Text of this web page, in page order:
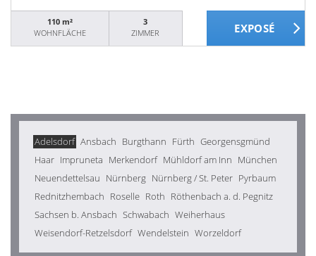
110 m²
WOHNFLÄCHE
3
ZIMMER
Adelsdorf Ansbach Burgthann Fürth Georgensgmünd
Haar Impruneta Merkendorf Mühldorf am Inn München
Neuendettelsau Nürnberg Nürnberg / St. Peter Pyrbaum
Rednitzhembach Roselle Roth Röthenbach a. d. Pegnitz
Sachsen b. Ansbach Schwabach Weiherhaus
Weisendorf-Retzelsdorf Wendelstein Worzeldorf